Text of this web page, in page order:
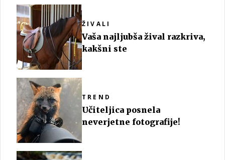
ŽIVALI
Vaša najljubša žival razkriva,
kakšni ste
TREND
Učiteljica posnela
neverjetne fotografije!